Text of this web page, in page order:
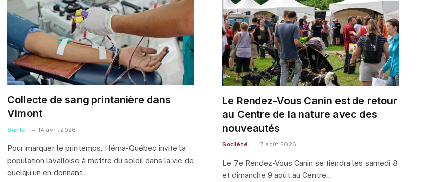
Collecte de sang printanière dans
Vimont
Santé 14 avril 2026
Pour marquer le printemps, Héma-Québec invite la
population lavalloise à mettre du soleil dans la vie de
quelqu’un en donnant…
Le Rendez-Vous Canin est de retour
au Centre de la nature avec des
nouveautés
Société 7 août 2026
Le 7e Rendez-Vous Canin se tiendra les samedi 8
et dimanche 9 août au Centre…